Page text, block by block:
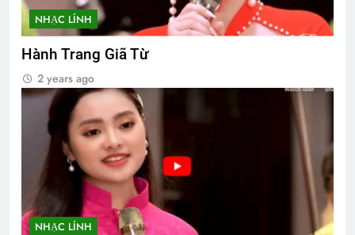
NHẠC LÍNH
Hành Trang Giã Từ
2 years ago
NHẠC LÍNH